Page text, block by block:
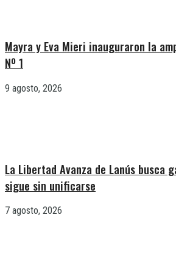
Mayra y Eva Mieri inauguraron la
Nº 1
9 agosto, 2026
La Libertad Avanza de Lanús busca
sigue sin unificarse
7 agosto, 2026